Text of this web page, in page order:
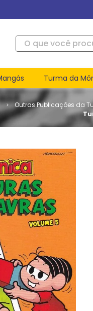
O que você procura?
Turma da
Outras Publicações da